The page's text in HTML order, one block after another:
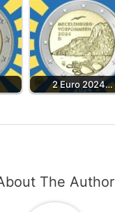
2 Euro 2024…
The Author